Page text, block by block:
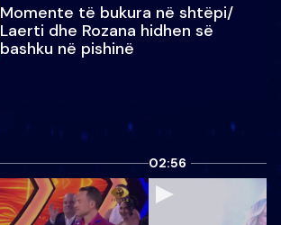
Momente të bukura në shtëpi/
Laerti dhe Rozana hidhen së
bashku në pishinë
02:56